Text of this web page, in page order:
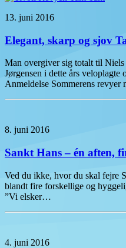
13. juni 2016
Elegant, skarp og sjov
Man overgiver sig totalt til
Jørgensen i dette års
Anmeldelse Sommerens
8. juni 2016
Sankt Hans – én aften,
Ved du ikke, hvor du skal fejre
blandt fire forskellige og
”Vi elsker…
4. juni 2016